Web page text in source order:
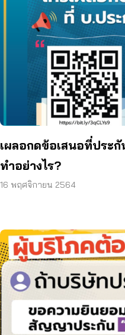
เผลอกดข้อเสนอที่ประ
ทำอย่างไร?
16 พฤศจิกายน 2564